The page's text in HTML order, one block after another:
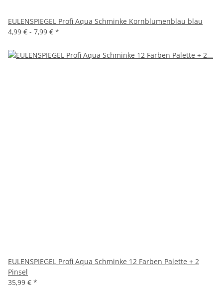
EULENSPIEGEL Profi Aqua Schminke Kornblumenblau blau
4,99 € - 7,99 € *
EULENSPIEGEL Profi Aqua Schminke 12 Farben Palette + 2
Pinsel
35,99 € *